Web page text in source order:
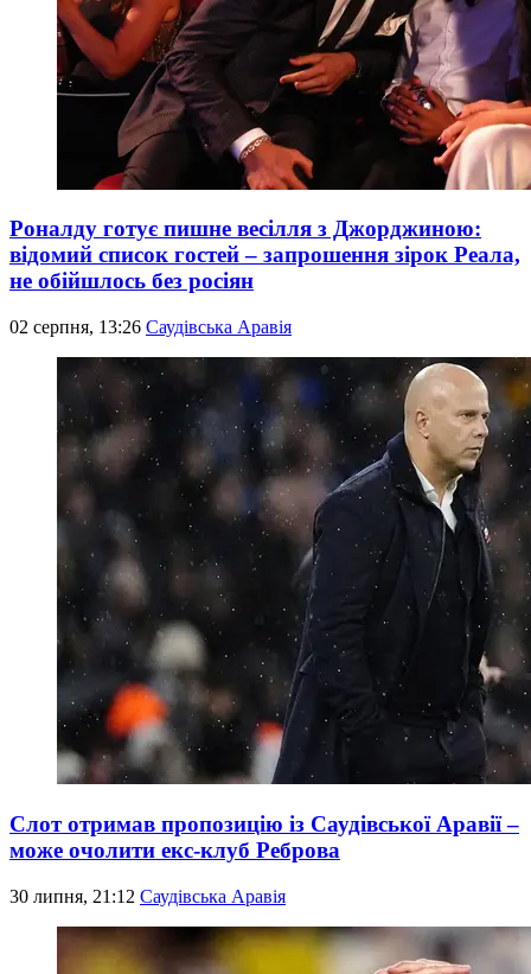
Роналду готує пишне весілля з Джорджиною:
відомий список гостей – запрошення зірок Реала,
не обійшлось без росіян
02 серпня, 13:26 Саудівська Аравія
Слот отримав пропозицію із Саудівської Аравії –
може очолити екс-клуб Реброва
30 липня, 21:12 Саудівська Аравія